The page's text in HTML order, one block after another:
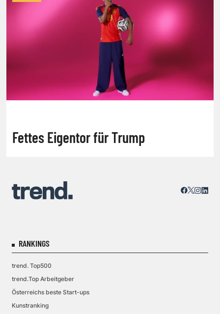
Fettes Eigentor für Trump
RANKINGS
trend. Top500
trend.Top Arbeitgeber
Österreichs beste Start-ups
Kunstranking